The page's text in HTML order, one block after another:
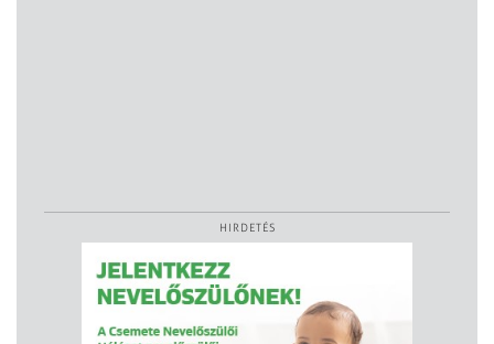
HIRDETÉS